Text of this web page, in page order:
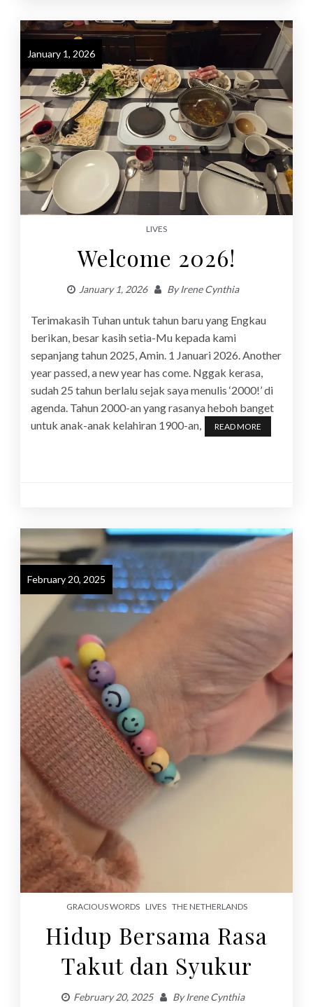
January 1, 2026
LIVES
Welcome 2026!
January 1, 2026 ByIrene Cynthia
Terimakasih Tuhan untuk tahun baru yang Engkau
berikan, besar kasih setia-Mu kepada kami
sepanjang tahun 2025, Amin. 1 Januari 2026. Another
year passed, a new year has come. Nggak kerasa,
sudah 25 tahun berlalu sejak saya menulis ‘2000!’ di
agenda. Tahun 2000-an yang rasanya heboh banget
untuk anak-anak kelahiran 1900-an,
READ MORE
February 20, 2025
GRACIOUS WORDS LIVES THE NETHERLANDS
Hidup Bersama Rasa
Takut dan Syukur
February 20, 2025 ByIrene Cynthia